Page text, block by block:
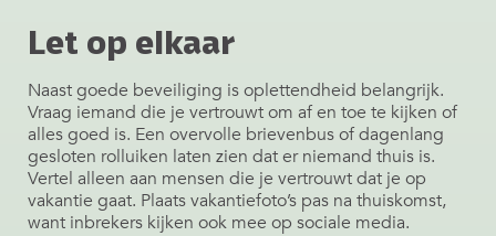
Let op elkaar
Naast goede beveiliging is oplettendheid belangrijk.
Vraag iemand die je vertrouwt om af en toe te kijken of
alles goed is. Een overvolle brievenbus of dagenlang
gesloten rolluiken laten zien dat er niemand thuis is.
Vertel alleen aan mensen die je vertrouwt dat je op
vakantie gaat. Plaats vakantiefoto’s pas na thuiskomst,
want inbrekers kijken ook mee op sociale media.